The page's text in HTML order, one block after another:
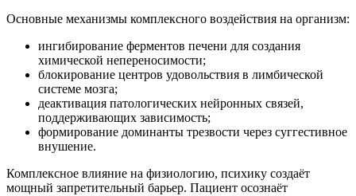
Основные механизмы комплексного воздействия на организм:
ингибирование ферментов печени для создания
химической непереносимости;
блокирование центров удовольствия в лимбической
системе мозга;
деактивация патологических нейронных связей,
поддерживающих зависимость;
формирование доминанты трезвости через суггестивное
внушение.
Комплексное влияние на физиологию, психику создаёт
мощный запретительный барьер. Пациент осознаёт